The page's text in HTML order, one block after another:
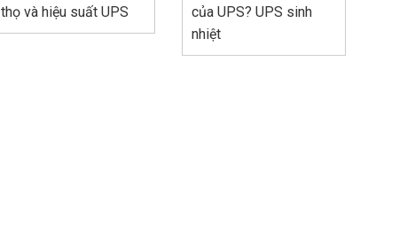
thọ và hiệu suất UPS
của UPS? UPS sinh
nhiệt